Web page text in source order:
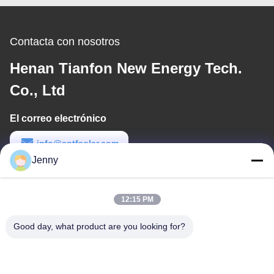
Contacta con nosotros
Henan Tianfon New Energy Tech.
Co., Ltd
El correo electrónico
info@cntfsolar.com
Tiempo de trabajo
Jenny
12:15 PM
Good day, what product are you looking for?